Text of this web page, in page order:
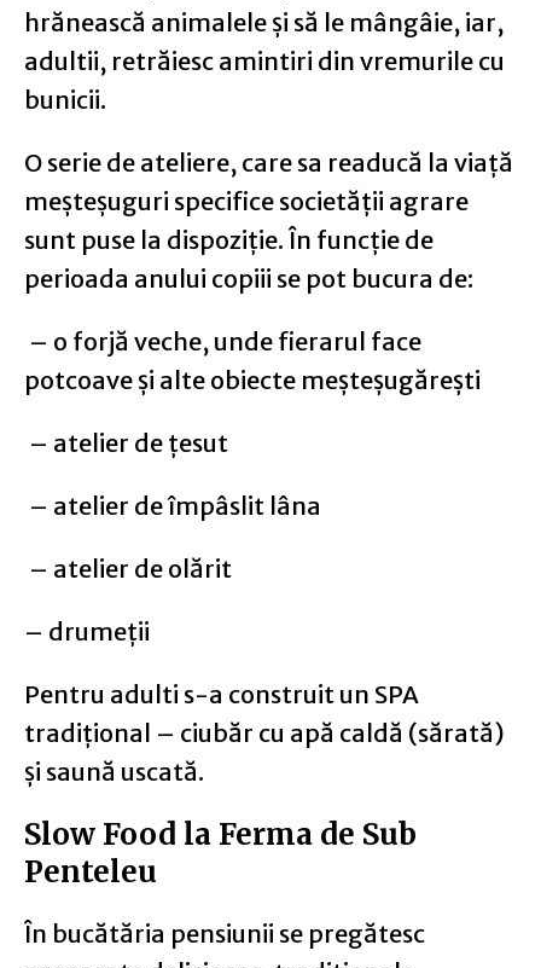
hrănească animalele și să le mângâie, iar,
adultii, retrăiesc amintiri din vremurile cu
bunicii.
O serie de ateliere, care sa readucă la viață
meșteșuguri specifice societății agrare
sunt puse la dispoziție. În funcție de
perioada anului copiii se pot bucura de:
– o forjă veche, unde fierarul face
potcoave și alte obiecte meșteșugărești
– atelier de țesut
– atelier de împâslit lâna
– atelier de olărit
– drumeții
Pentru adulti s-a construit un SPA
tradițional – ciubăr cu apă caldă (sărată)
și saună uscată.
Slow Food la Ferma de Sub
Penteleu
În bucătăria pensiunii se pregătesc